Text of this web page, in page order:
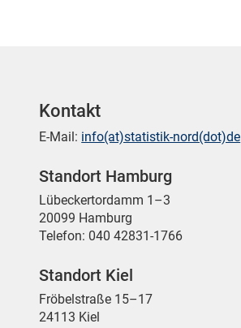
Kontakt
E-Mail: info(at)statistik-nord(dot)de
Standort Hamburg
Lübeckertordamm 1–3
20099 Hamburg
Telefon: 040 42831-1766
Standort Kiel
Fröbelstraße 15–17
24113 Kiel